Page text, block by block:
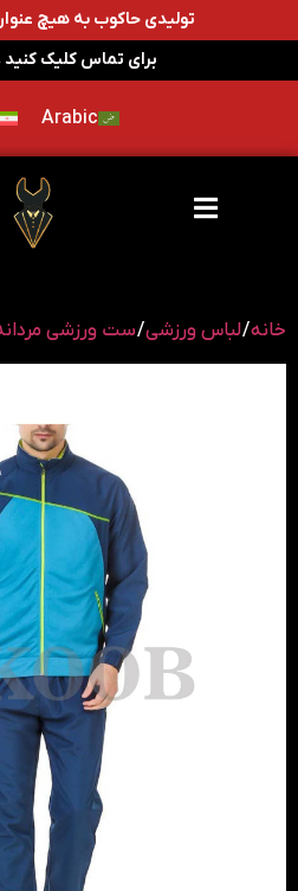
تولیدی حاکوب به هیچ
برای تماس کلیک کنید 09125271008
Arabic
خانه/لباس ورزشی/ست ورزشی